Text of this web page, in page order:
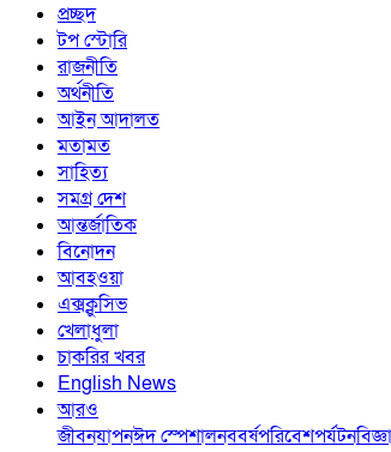
প্রচ্ছদ
টপ স্টোরি
রাজনীতি
অর্থনীতি
আইন আদালত
মতামত
সাহিত্য
সমগ্র দেশ
আন্তর্জাতিক
বিনোদন
আবহওয়া
এক্সক্লুসিভ
খেলাধুলা
চাকরির খবর
English News
আরও
জীবনযাপনঈদ স্পেশালনববর্ষপরিবেশপর্যটন